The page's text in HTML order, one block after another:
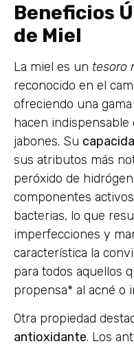
Beneficios
de Miel
La miel es un tesoro
reconocido en el
ofreciendo una gama
hacen
jabones. Su
sus atributos más
peróxido de
componentes
bacterias, lo que
imperfecciones y
característica la
para todos aquellos
propensa* al acné o
Otra propiedad
antioxidante. Los